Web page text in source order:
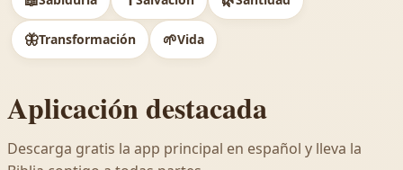
🦋Transformación 🌱Vida
Aplicación destacada
Descarga gratis la app principal en español y lleva la